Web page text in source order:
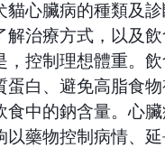
貓心臟病的種類及
治療方式，以及飲
控制理想體重。飲
蛋白、避免高脂食
食中的鈉含量。心
以藥物控制病情、